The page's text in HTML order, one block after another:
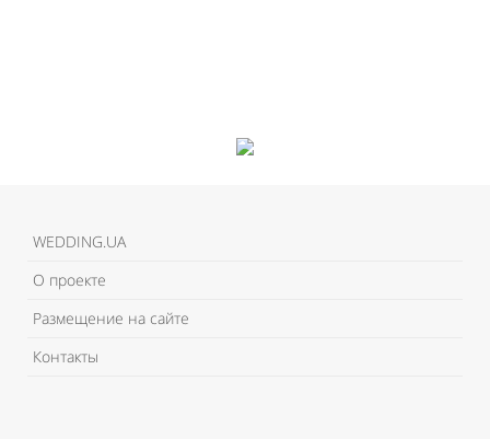
WEDDING.UA
О проекте
Размещение на сайте
Контакты